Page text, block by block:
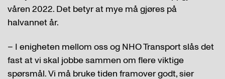
våren 2022. Det betyr at mye må gjøres på
halvannet år.
– I enigheten mellom oss og NHO Transport slås det
fast at vi skal jobbe sammen om flere viktige
spørsmål. Vi må bruke tiden framover godt, sier